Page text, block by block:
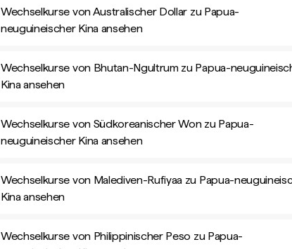
Wechselkurse von Australischer Dollar zu Papua-
neuguineischer Kina ansehen
Wechselkurse von Bhutan-Ngultrum zu Papua-
Kina ansehen
Wechselkurse von Südkoreanischer Won zu Papua-
neuguineischer Kina ansehen
Wechselkurse von Malediven-Rufiyaa zu Papua-
Kina ansehen
Wechselkurse von Philippinischer Peso zu Papua-